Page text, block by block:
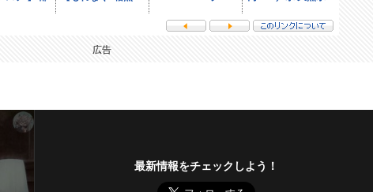
広告
最新情報をチェックしよう！